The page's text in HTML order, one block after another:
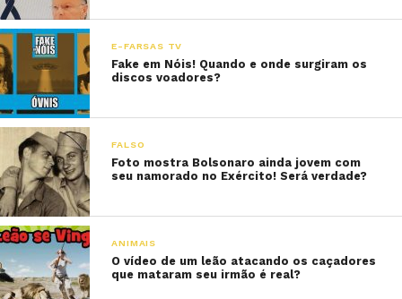
E-FARSAS TV
Fake em Nóis! Quando e onde surgiram os
discos voadores?
FALSO
Foto mostra Bolsonaro ainda jovem com
seu namorado no Exército! Será verdade?
ANIMAIS
O vídeo de um leão atacando os caçadores
que mataram seu irmão é real?